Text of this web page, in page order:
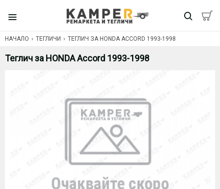
НАЧАЛО ТЕГЛИЧИ ТЕГЛИЧ ЗА HONDA ACCORD 1993-1998
Теглич за HONDA Accord 1993-1998